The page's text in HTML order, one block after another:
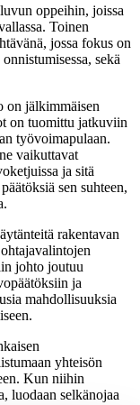
oppeihin, joissa
Toinen
jossa fokus on
sekä
on jälkimmäisen
on tuomittu jatkuviin
työvoimapulaan.
vaikuttavat
ja sitä
sen suhteen,
rakentavan
johto joutuu
ja
mahdollisuuksia
yhteisön
Kun niihin
luodaan selkänojaa